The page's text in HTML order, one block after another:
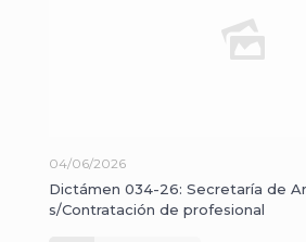
04/06/2026
Dictámen 034-26: Secretaría de
s/Contratación de profesional